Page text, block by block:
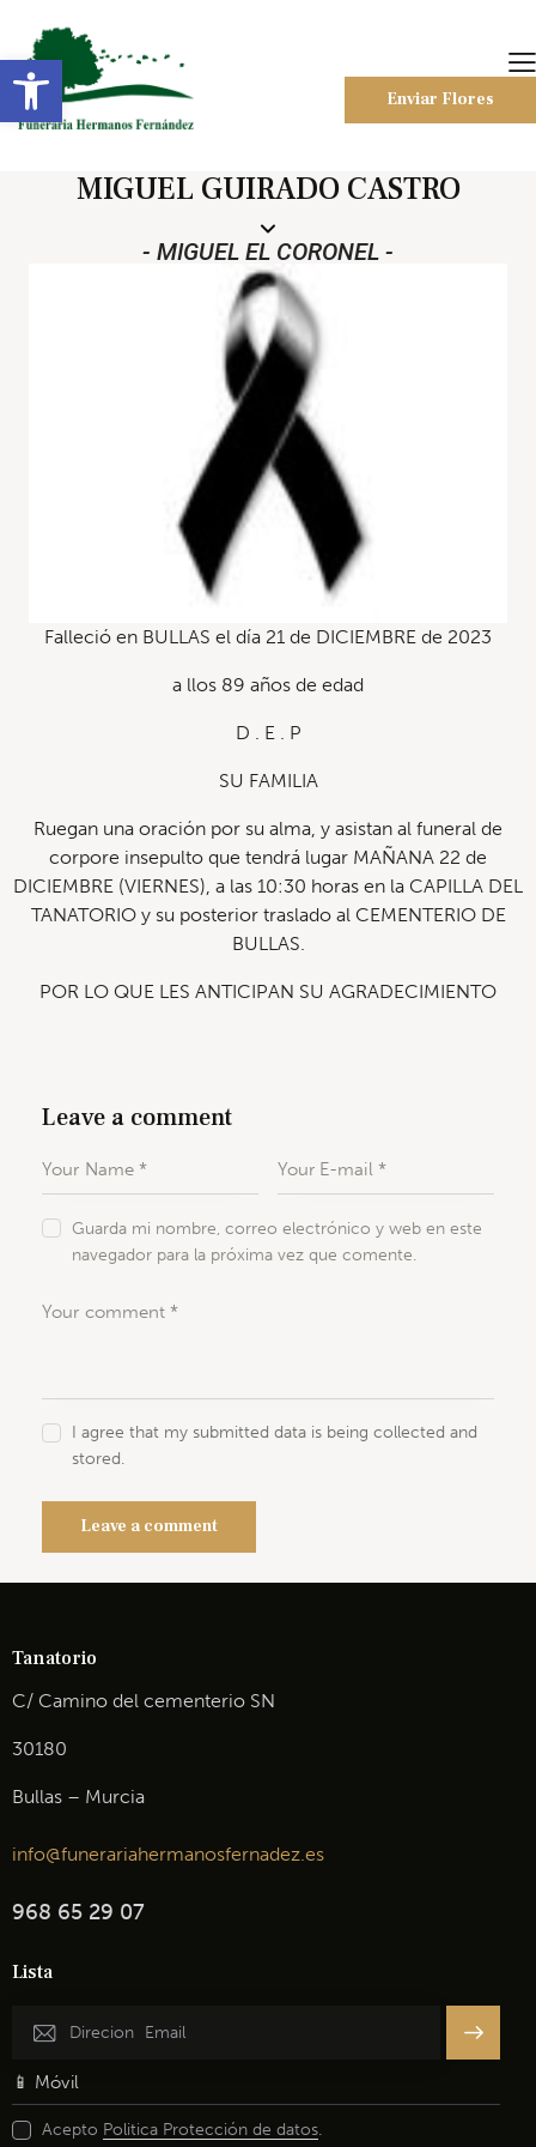
Abrir barra de herramientas
Enviar Flores
MIGUEL GUIRADO CASTRO
- MIGUEL EL CORONEL -
Falleció en BULLAS el día 21 de DICIEMBRE de 2023
a llos 89 años de edad
D . E . P
SU FAMILIA
Ruegan una oración por su alma, y asistan al funeral de
corpore insepulto que tendrá lugar MAÑANA 22 de
DICIEMBRE (VIERNES), a las 10:30 horas en la CAPILLA DEL
TANATORIO y su posterior traslado al CEMENTERIO DE
BULLAS.
POR LO QUE LES ANTICIPAN SU AGRADECIMIENTO
Leave a comment
Guarda mi nombre, correo electrónico y web en este
navegador para la próxima vez que comente.
I agree that my submitted data is being collected and
stored.
Tanatorio
C/ Camino del cementerio SN
30180
Bullas – Murcia
info@funerariahermanosfernadez.es
968 65 29 07
Lista
Inscribir
Acepto Politica Protección de datos.